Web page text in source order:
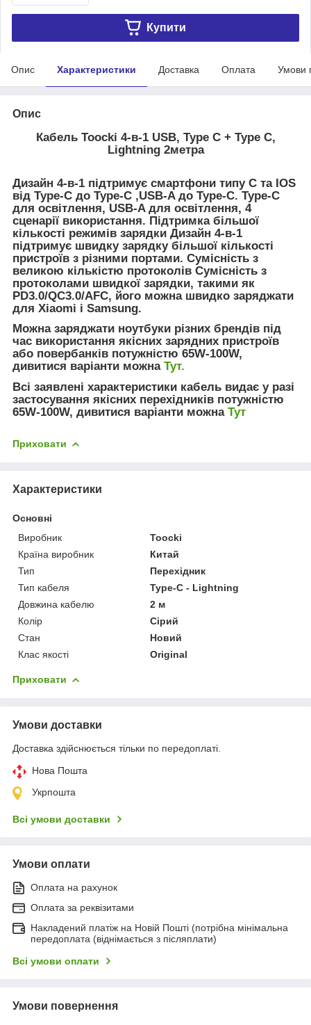
Купити
Опис Характеристики Доставка Оплата Умови
Опис
Кабель Toocki 4-в-1 USB, Type C + Type C,
Lightning 2метра
Дизайн 4-в-1 підтримує смартфони типу C та IOS
від Type-C до Type-C ,USB-A до Type-C. Type-C
для освітлення, USB-A для освітлення, 4
сценарії використання. Підтримка більшої
кількості режимів зарядки Дизайн 4-в-1
підтримує швидку зарядку більшої кількості
пристроїв з різними портами. Сумісність з
великою кількістю протоколів Сумісність з
протоколами швидкої зарядки, такими як
PD3.0/QC3.0/AFC, його можна швидко заряджати
для Xiaomi і Samsung.
Можна заряджати ноутбуки різних брендів під
час використання якісних зарядних пристроїв
або повербанків потужністю 65W-100W,
дивитися варіанти можна Тут.
Всі заявлені характеристики кабель видає у разі
застосування якісних перехідників потужністю
65W-100W, дивитися варіанти можна Тут
Приховати
Характеристики
Основні
Виробник
Toocki
Країна виробник
Китай
Тип
Перехідник
Тип кабеля
Type-C - Lightning
Довжина кабелю
2 м
Колір
Сірий
Стан
Новий
Клас якості
Original
Приховати
Умови доставки
Доставка здійснюється тільки по передоплаті.
Нова Пошта
Укрпошта
Всі умови доставки
Умови оплати
Оплата на рахунок
Оплата за реквізитами
Накладений платіж на Новій Пошті (потрібна мінімальна
передоплата (віднімається з післяплати)
Всі умови оплати
Умови повернення